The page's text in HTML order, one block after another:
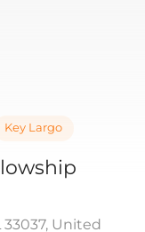
Key Largo